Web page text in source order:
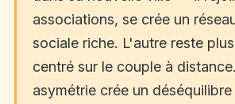
associations, se crée un
sociale riche. L'autre reste
centré sur le couple à
asymétrie crée un